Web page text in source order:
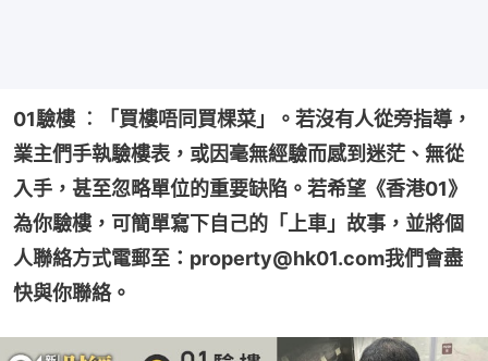
01驗樓 ︰「買樓唔同買棵菜」。若沒有人從旁指導，
業主們手執驗樓表，或因毫無經驗而感到迷茫、無從
入手，甚至忽略單位的重要缺陷。若希望《香港01》
為你驗樓，可簡單寫下自己的「上車」故事，並將個
人聯絡方式電郵至：property@hk01.com我們會盡
快與你聯絡。